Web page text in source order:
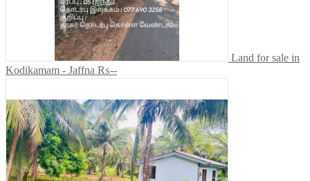
Land for sale in
Kodikamam - Jaffna ₨--